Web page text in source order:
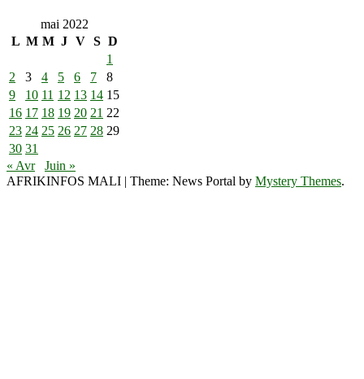
mai 2022
L M M J V S D
1
2
3 4 5 6 7
8
9
10 11 12 13 14 15
16 17 18 19 20 21 22
23 24 25 26 27 28 29
30 31
« Avr
Juin »
AFRIKINFOS MALI | Theme: News Portal by Mystery Themes.